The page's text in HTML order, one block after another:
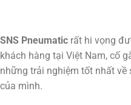
SNS Pneumatic rất hi vọng
khách hàng tại Việt Nam, cố
những trải nghiệm tốt nhất
của mình.